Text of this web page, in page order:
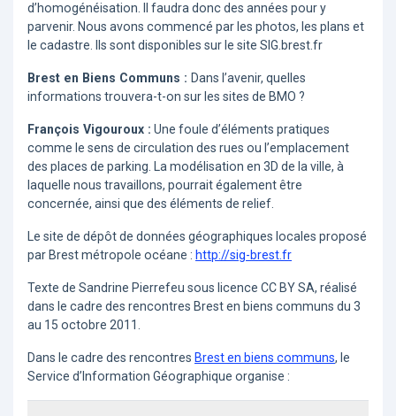
d’homogénéisation. Il faudra donc des années pour y
parvenir. Nous avons commencé par les photos, les plans et
le cadastre. Ils sont disponibles sur le site SIG.brest.fr
Brest en Biens Communs : Dans l’avenir, quelles
informations trouvera-t-on sur les sites de BMO ?
François Vigouroux : Une foule d’éléments pratiques
comme le sens de circulation des rues ou l’emplacement
des places de parking. La modélisation en 3D de la ville, à
laquelle nous travaillons, pourrait également être
concernée, ainsi que des éléments de relief.
Le site de dépôt de données géographiques locales proposé
par Brest métropole océane : http://sig-brest.fr
Texte de Sandrine Pierrefeu sous licence CC BY SA, réalisé
dans le cadre des rencontres Brest en biens communs du 3
au 15 octobre 2011.
Dans le cadre des rencontres Brest en biens communs, le
Service d’Information Géographique organise :